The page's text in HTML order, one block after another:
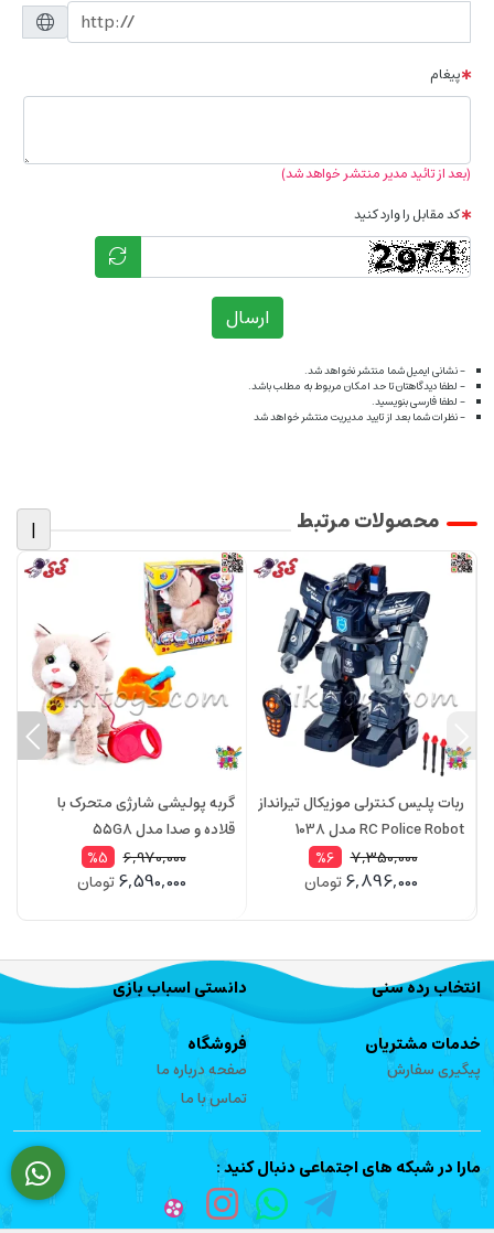
پیغام
(بعد از تائید مدیر منتشر خواهد شد)
کد مقابل را وارد کنید
ارسال
- نشانی ایمیل شما منتشر نخواهد شد.
- لطفا دیدگاهتان تا حد امکان مربوط به مطلب باشد.
- لطفا فارسی بنویسید.
- نظرات شما بعد از تایید مدیریت منتشر خواهد شد
محصولات مرتبط |
ربات پلیس کنترلی موزیکال تیرانداز
RC Police Robot مدل 1038
7,350,000
%6
6,896,000تومان
گربه پولیشی شارژی متحرک با
قلاده و صدا مدل 55G8
6,970,000
%5
6,590,000تومان
انتخاب رده سنی دانستی اسباب بازی
خدمات مشتریان
پیگیری سفارش
فروشگاه
صفحه درباره ما
تماس با ما
مارا در شبکه های اجتماعی دنبال کنید :